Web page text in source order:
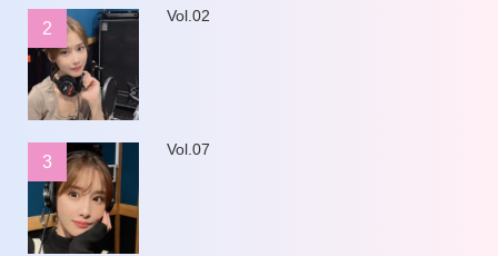
2
Vol.02
3
Vol.07